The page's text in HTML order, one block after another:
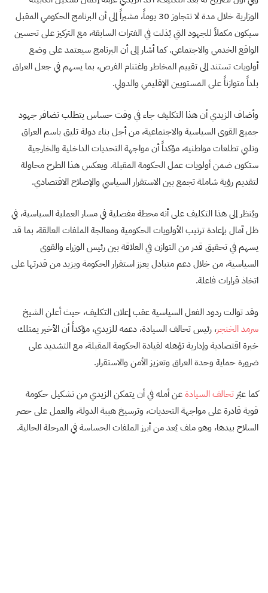
الوزارية خلال مدة لا تتجاوز 30 يوماً، مشيراً إلى أن البرنامج الحكومي المقبل
سيكون مكملاً للجهود التي بُذلت في الفترات السابقة، مع التركيز على تحسين
الواقع الخدمي والاجتماعي. كما أشار إلى أن البرنامج سيعتمد على وضع
أولويات تستند إلى تقييم المخاطر واغتنام الفرص، بما يسهم في جعل العراق
بلداً متوازناً على المستويين الإقليمي والدولي.
وأضاف الزيدي أن هذا التكليف جاء في وقت حساس يتطلب تضافر جهود
جميع القوى السياسية والاجتماعية، من أجل بناء دولة تليق باسم العراق
وتلبي تطلعات مواطنيه، مؤكداً أن مواجهة التحديات الداخلية والخارجية
ستكون ضمن أولويات عمل الحكومة المقبلة. ويعكس هذا الطرح محاولة
لتقديم رؤية شاملة تجمع بين الاستقرار السياسي والإصلاح الاقتصادي.
ويُنظر إلى هذا التكليف على أنه محطة مفصلية في مسار العملية السياسية، في
ظل آمال بإعادة ترتيب الأولويات الحكومية ومعالجة الملفات العالقة، بما قد
يسهم في تحقيق قدر من التوازن في العلاقة بين رئيس الوزراء والقوى
السياسية، من خلال دعم متبادل يعزز استقرار الحكومة ويزيد من قدرتها على
اتخاذ قرارات فاعلة.
وقد توالت ردود الفعل السياسية عقب إعلان التكليف، حيث أعلن الشيخ
سرمد الخنجر، رئيس تحالف السيادة، دعمه للزيدي، مؤكداً أن الأخير يمتلك
خبرة اقتصادية وإدارية تؤهله لقيادة الحكومة المقبلة، مع التشديد على
ضرورة حماية وحدة العراق وتعزيز الأمن والاستقرار.
كما عبّر تحالف السيادةعن أمله في أن يتمكن الزيدي من تشكيل حكومة
قوية قادرة على مواجهة التحديات، وترسيخ هيبة الدولة، والعمل على حصر
السلاح بيدها، وهو ملف يُعد من أبرز الملفات الحساسة في المرحلة الحالية.